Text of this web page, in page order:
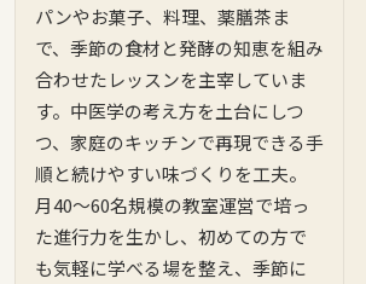
パンやお菓子、料理、薬膳茶ま
で、季節の食材と発酵の知恵を組み
合わせたレッスンを主宰していま
す。中医学の考え方を土台にしつ
つ、家庭のキッチンで再現できる手
順と続けやすい味づくりを工夫。
月40〜60名規模の教室運営で培っ
た進行力を生かし、初めての方で
も気軽に学べる場を整え、季節に